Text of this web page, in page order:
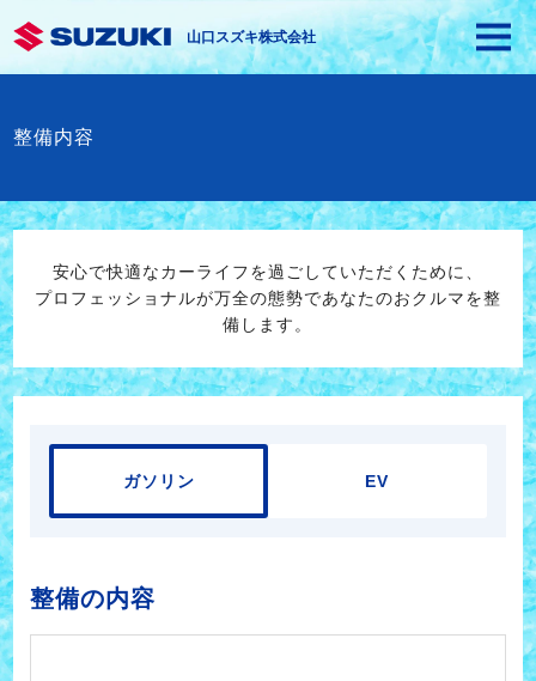
山口スズキ株式会社
整備内容
安心で快適なカーライフを過ごしていただくために、
プロフェッショナルが万全の態勢であなたのおクルマを整
備します。
ガソリン EV
整備の内容